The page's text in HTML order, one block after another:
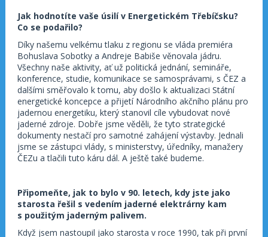
Jak hodnotíte vaše úsilí v Energetickém Třebíčsku?
Co se podařilo?
Díky našemu velkému tlaku z regionu se vláda premiéra
Bohuslava Sobotky a Andreje Babiše věnovala jádru.
Všechny naše aktivity, ať už politická jednání, semináře,
konference, studie, komunikace se samosprávami, s ČEZ a
dalšími směřovalo k tomu, aby došlo k aktualizaci Státní
energetické koncepce a přijetí Národního akčního plánu pro
jadernou energetiku, který stanovil cíle vybudovat nové
jaderné zdroje. Dobře jsme věděli, že tyto strategické
dokumenty nestačí pro samotné zahájení výstavby. Jednali
jsme se zástupci vlády, s ministerstvy, úředníky, manažery
ČEZu a tlačili tuto káru dál. A ještě také budeme.
Připomeňte, jak to bylo v 90. letech, kdy jste jako
starosta řešil s vedením jaderné elektrárny kam
s použitým jaderným palivem.
Když jsem nastoupil jako starosta v roce 1990, tak při první